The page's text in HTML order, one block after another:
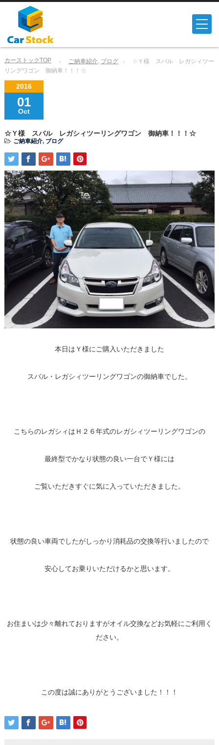
カーストックTOP ご納車紹介 ブログ
☆Ｙ様 スバル レガシィツー
リングワゴン 御納車！！！☆
2016
01
Oct
☆Ｙ様 スバル レガシィツーリングワゴン 御納車！！！☆
ご納車紹介, ブログ
本日はＹ様にご購入いただきました
スバル・レガシィツーリングワゴンの御納車でした。
こちらのレガシィはＨ２６年式のレガシィツーリングワゴンの
最終型でかなり状態の良い一台でＹ様には
ご覧いただきすぐに気に入っていただきました。
状態の良い車両でしたがしっかり消耗品の交換等行いましたので
安心してお乗りいただけるかと思います。
お住まいは少々離れておりますがオイル交換などお気軽にご利用く
ださい。
この度は誠にありがとうございました！！！